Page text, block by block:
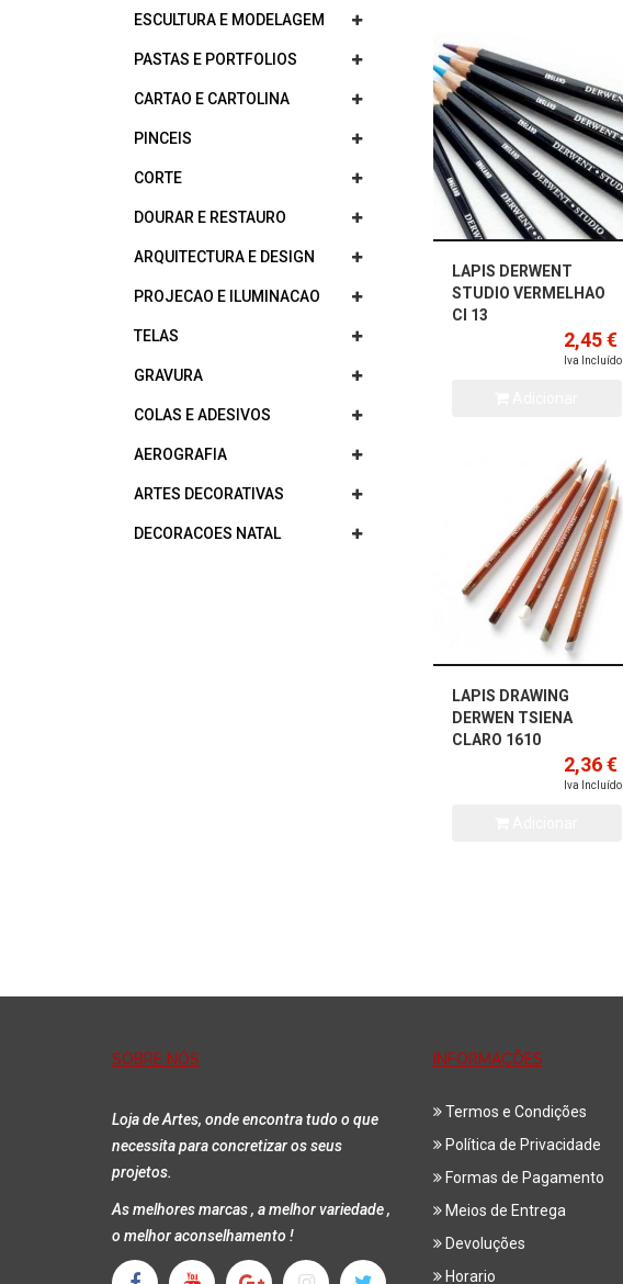
ESCULTURA E MODELAGEM
PASTAS E PORTFOLIOS
CARTAO E CARTOLINA
PINCEIS
CORTE
DOURAR E RESTAURO
ARQUITECTURA E DESIGN
PROJECAO E ILUMINACAO
TELAS
GRAVURA
COLAS E ADESIVOS
AEROGRAFIA
ARTES DECORATIVAS
DECORACOES NATAL
LAPIS DERWENT
STUDIO VERMELHAO
CI 13
2,45 €
Iva Incluído
LAPIS DRAWING
DERWEN TSIENA
CLARO 1610
2,36 €
Iva Incluído
SOBRE NÓS
Loja de Artes, onde encontra tudo o que
necessita para concretizar os seus
projetos.
As melhores marcas , a melhor variedade ,
o melhor aconselhamento !
INFORMAÇÕES
Termos e Condições
Política de Privacidade
Formas de Pagamento
Meios de Entrega
Devoluções
Horario